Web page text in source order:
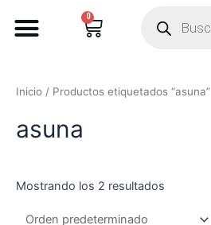
0
Inicio / Productos etiquetados “asuna”
asuna
Mostrando los 2 resultados